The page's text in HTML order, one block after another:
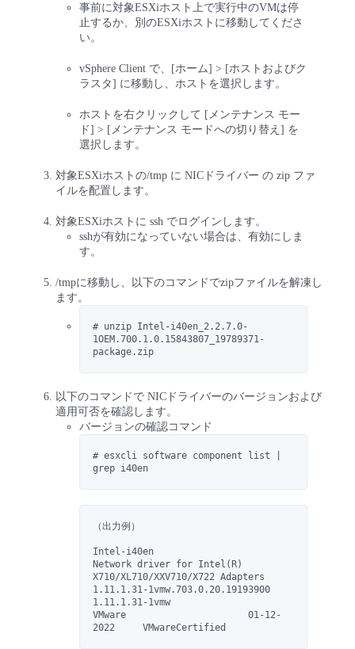
事前に対象ESXiホスト上で実行中のVMは停
止するか、別のESXiホストに移動してくださ
い。
vSphere Client で、[ホーム] > [ホストおよびク
ラスタ] に移動し、ホストを選択します。
ホストを右クリックして [メンテナンス モー
ド] > [メンテナンス モードへの切り替え] を
選択します。
対象ESXiホストの/tmp に NICドライバー の zip ファ
イルを配置します。
対象ESXiホストに ssh でログインします。
sshが有効になっていない場合は、有効にしま
す。
/tmpに移動し、以下のコマンドでzipファイルを解凍し
ます。
# unzip Intel-i40en_2.2.7.0-
1OEM.700.1.0.15843807_19789371-
package.zip
以下のコマンドで NICドライバーのバージョンおよび
適用可否を確認します。
バージョンの確認コマンド
# esxcli software component list |
grep i40en
（出力例）
Intel-i40en
Network driver for Intel(R)
X710/XL710/XXV710/X722 Adapters
1.11.1.31-1vmw.703.0.20.19193900
1.11.1.31-1vmw
VMware                      01-12-
2022     VMwareCertified